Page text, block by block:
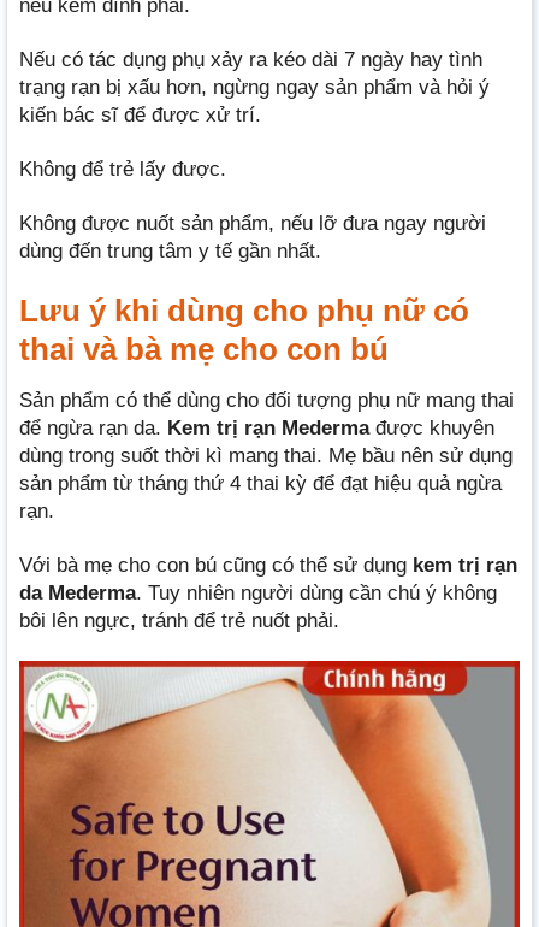
nếu kem dính phải.
Nếu có tác dụng phụ xảy ra kéo dài 7 ngày hay tình
trạng rạn bị xấu hơn, ngừng ngay sản phẩm và hỏi ý
kiến bác sĩ để được xử trí.
Không để trẻ lấy được.
Không được nuốt sản phẩm, nếu lỡ đưa ngay người
dùng đến trung tâm y tế gần nhất.
Lưu ý khi dùng cho phụ nữ có
thai và bà mẹ cho con bú
Sản phẩm có thể dùng cho đối tượng phụ nữ mang thai
để ngừa rạn da. Kem trị rạn Medermađược khuyên
dùng trong suốt thời kì mang thai. Mẹ bầu nên sử dụng
sản phẩm từ tháng thứ 4 thai kỳ để đạt hiệu quả ngừa
rạn.
Với bà mẹ cho con bú cũng có thể sử dụng kem trị rạn
da Mederma. Tuy nhiên người dùng cần chú ý không
bôi lên ngực, tránh để trẻ nuốt phải.